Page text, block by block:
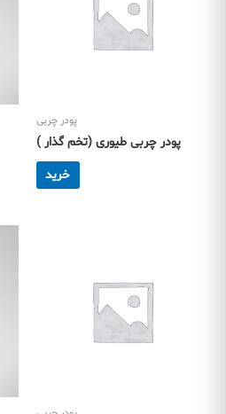
پودر چربی
پودر چربی طیوری (تخم گذار )
خرید